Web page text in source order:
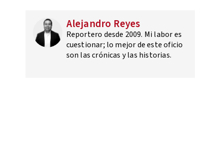
Alejandro Reyes
Reportero desde 2009. Mi labor es
cuestionar; lo mejor de este oficio
son las crónicas y las historias.